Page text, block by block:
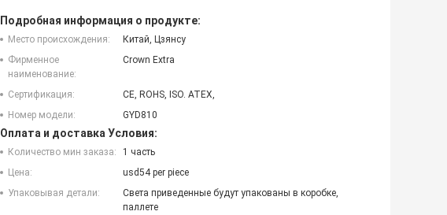
Подробная информация о продукте:
Место происхождения:
Китай, Цзянсу
Фирменное
наименование:
Crown Extra
Сертификация:
CE, ROHS, ISO. ATEX,
Номер модели:
GYD810
Оплата и доставка Условия:
Количество мин заказа:
1 часть
Цена:
usd54 per piece
Упаковывая детали:
Света приведенные будут упакованы в коробке,
паллете